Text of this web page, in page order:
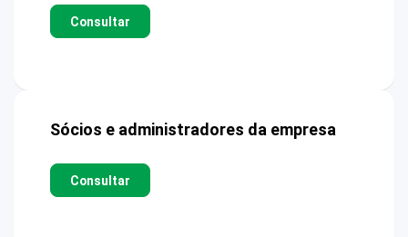
Consultar
Sócios e administradores da empresa
Consultar